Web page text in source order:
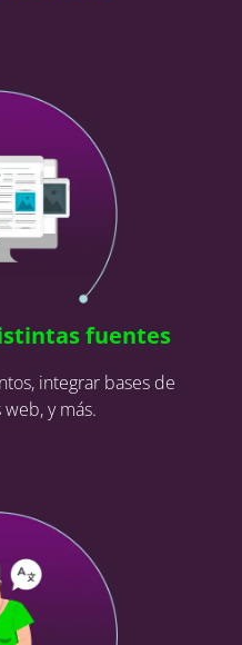
fuentes
integrar bases de
y más.